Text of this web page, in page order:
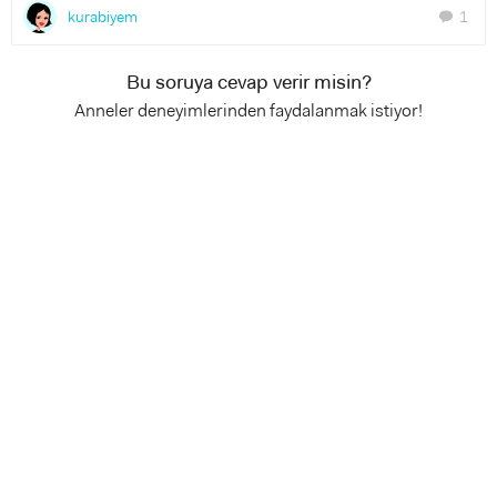
kurabiyem chat 1
Bu soruya cevap verir misin?
Anneler deneyimlerinden faydalanmak istiyor!